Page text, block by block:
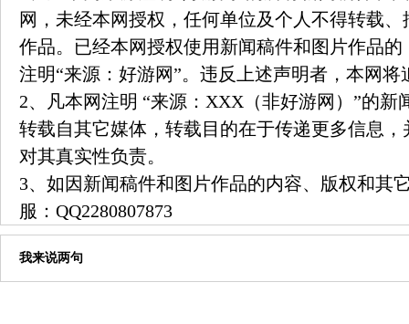
网，未经本网授权，任何单位及个人不得转载
作品。已经本网授权使用新闻稿件和图片作品
注明“来源：好游网”。违反上述声明者，本网
2、凡本网注明 “来源：XXX（非好游网）”的新
转载自其它媒体，转载目的在于传递更多信息
对其真实性负责。
3、如因新闻稿件和图片作品的内容、版权和其
服： QQ2280807873
我来说两句